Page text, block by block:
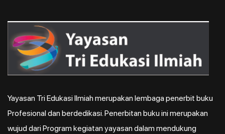
Yayasan Tri Edukasi Ilmiah merupakan lembaga penerbit buku
Profesional dan berdedikasi. Penerbitan buku ini merupakan
wujud dari Program kegiatan yayasan dalam mendukung